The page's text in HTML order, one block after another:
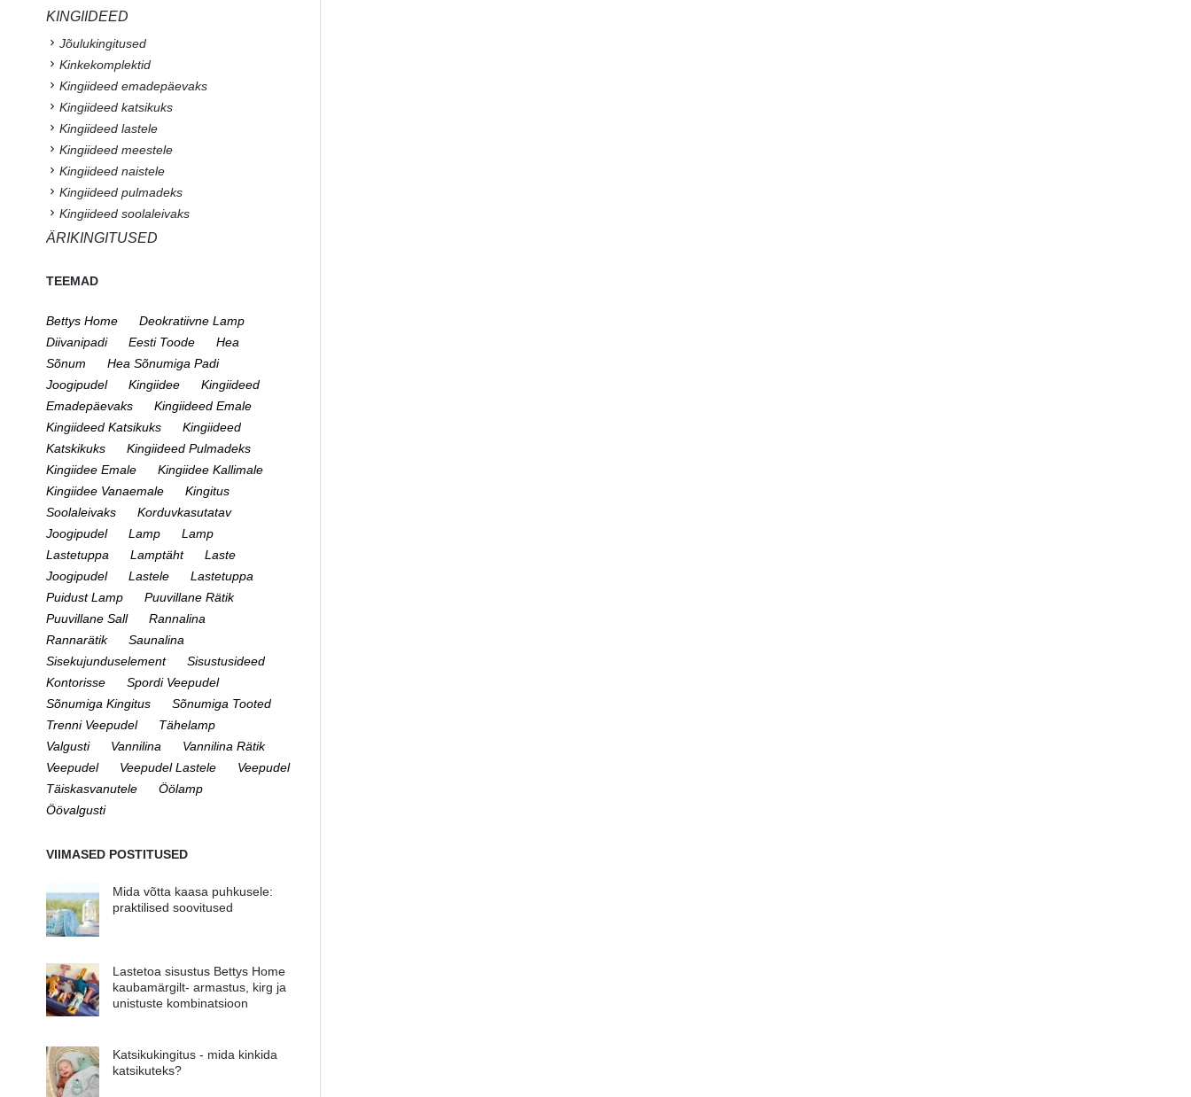
KINGIIDEED
Jõulukingitused
Kinkekomplektid
Kingiideed emadepäevaks
Kingiideed katsikuks
Kingiideed lastele
Kingiideed meestele
Kingiideed naistele
Kingiideed pulmadeks
Kingiideed soolaleivaks
ÄRIKINGITUSED
TEEMAD
Bettys Home
Deokratiivne Lamp
Diivanipadi
Eesti Toode
Hea
Sõnum
Hea Sõnumiga Padi
Joogipudel
Kingiidee
Kingiideed
Emadepäevaks
Kingiideed Emale
Kingiideed Katsikuks
Kingiideed
Katskikuks
Kingiideed Pulmadeks
Kingiidee Emale
Kingiidee Kallimale
Kingiidee Vanaemale
Kingitus
Soolaleivaks
Korduvkasutatav
Joogipudel
Lamp
Lamp
Lastetuppa
Lamptäht
Laste
Joogipudel
Lastele
Lastetuppa
Puidust Lamp
Puuvillane Rätik
Puuvillane Sall
Rannalina
Rannarätik
Saunalina
Sisekujunduselement
Sisustusideed
Kontorisse
Spordi Veepudel
Sõnumiga Kingitus
Sõnumiga Tooted
Trenni Veepudel
Tähelamp
Valgusti
Vannilina
Vannilina Rätik
Veepudel
Veepudel Lastele
Veepudel
Täiskasvanutele
Öölamp
Öövalgusti
VIIMASED POSTITUSED
Mida võtta kaasa puhkusele:
praktilised soovitused
Lastetoa sisustus Bettys Home
kaubamärgilt- armastus, kirg ja
unistuste kombinatsioon
Katsikukingitus - mida kinkida
katsikuteks?